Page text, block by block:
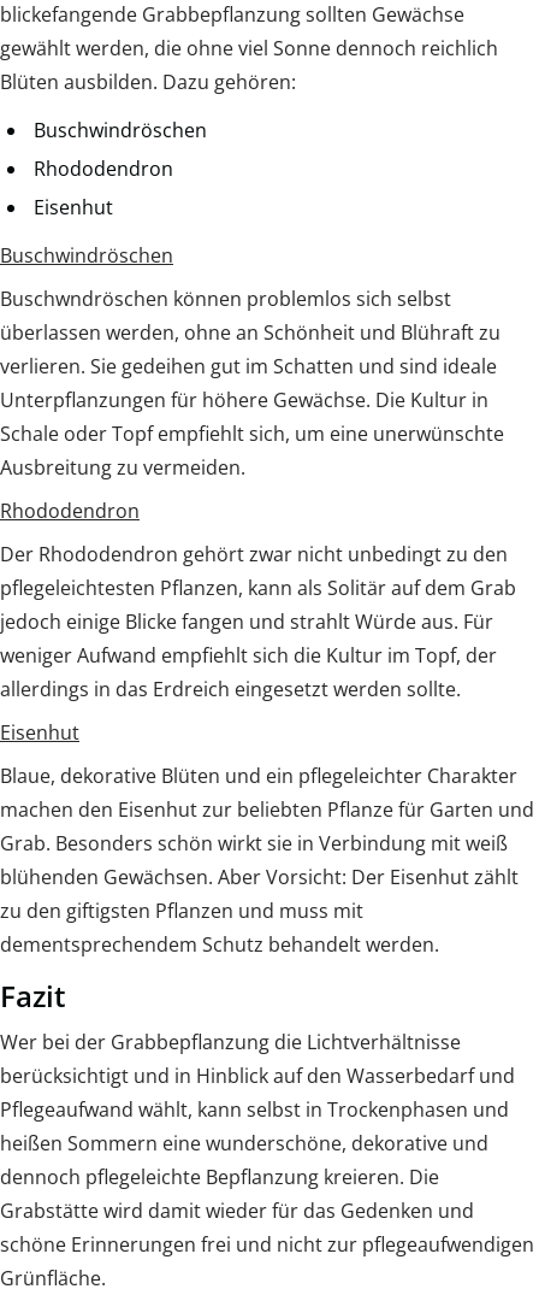
blickefangende Grabbepflanzung sollten Gewächse
gewählt werden, die ohne viel Sonne dennoch reichlich
Blüten ausbilden. Dazu gehören:
Buschwindröschen
Rhododendron
Eisenhut
Buschwindröschen
Buschwndröschen können problemlos sich selbst
überlassen werden, ohne an Schönheit und Blühraft zu
verlieren. Sie gedeihen gut im Schatten und sind ideale
Unterpflanzungen für höhere Gewächse. Die Kultur in
Schale oder Topf empfiehlt sich, um eine unerwünschte
Ausbreitung zu vermeiden.
Rhododendron
Der Rhododendron gehört zwar nicht unbedingt zu den
pflegeleichtesten Pflanzen, kann als Solitär auf dem Grab
jedoch einige Blicke fangen und strahlt Würde aus. Für
weniger Aufwand empfiehlt sich die Kultur im Topf, der
allerdings in das Erdreich eingesetzt werden sollte.
Eisenhut
Blaue, dekorative Blüten und ein pflegeleichter Charakter
machen den Eisenhut zur beliebten Pflanze für Garten und
Grab. Besonders schön wirkt sie in Verbindung mit weiß
blühenden Gewächsen. Aber Vorsicht: Der Eisenhut zählt
zu den giftigsten Pflanzen und muss mit
dementsprechendem Schutz behandelt werden.
Fazit
Wer bei der Grabbepflanzung die Lichtverhältnisse
berücksichtigt und in Hinblick auf den Wasserbedarf und
Pflegeaufwand wählt, kann selbst in Trockenphasen und
heißen Sommern eine wunderschöne, dekorative und
dennoch pflegeleichte Bepflanzung kreieren. Die
Grabstätte wird damit wieder für das Gedenken und
schöne Erinnerungen frei und nicht zur pflegeaufwendigen
Grünfläche.